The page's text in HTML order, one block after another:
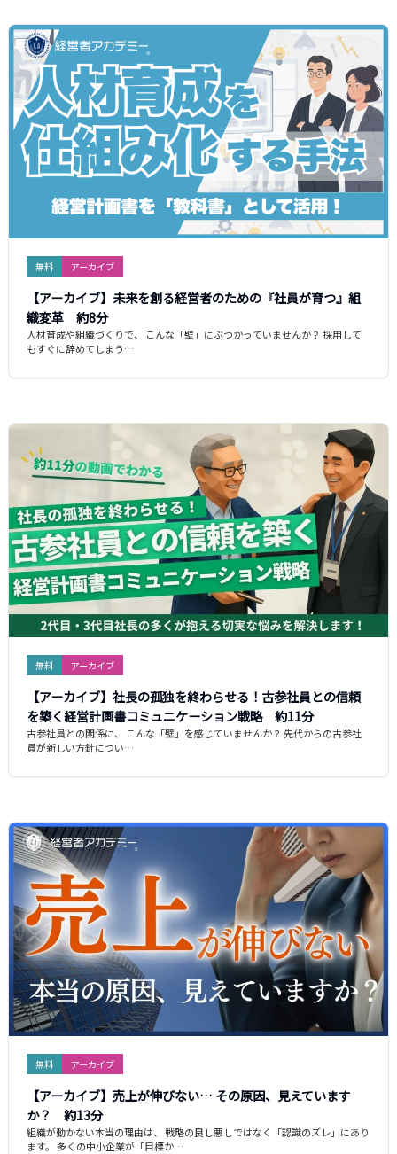
無料 アーカイブ
【アーカイブ】未来を創る経営者のための『社員が育つ』組
織変革 約8分
人材育成や組織づくりで、 こんな「壁」にぶつかっていませんか？ 採用して
もすぐに辞めてしまう…
無料 アーカイブ
【アーカイブ】社長の孤独を終わらせる！古参社員との信頼
を築く経営計画書コミュニケーション戦略 約11分
古参社員との関係に、 こんな「壁」を感じていませんか？ 先代からの古参社
員が新しい方針につい…
無料 アーカイブ
【アーカイブ】売上が伸びない… その原因、見えています
か？ 約13分
組織が動かない本当の理由は、 戦略の良し悪しではなく「認識のズレ」にあり
ます。 多くの中小企業が「目標か…